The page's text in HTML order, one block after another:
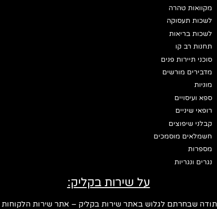
מקוואות טהרה
לשכות תעסוקה
לשכות בריאות
תחנות רב קו
סוכני תיירות פנים
מדבירים מורשים
מוניות
ספא ועיסויים
רופאי שיניים
קבלני שיפוצים
חשמלאים מוסמכים
מספרות
נגרים ונגריות
על שירות בקליק:
שבחרתם לגלוש באתר שירות בקליק – אתר שירות הלקוחות